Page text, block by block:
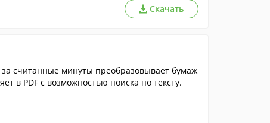
Скачать
считанные минуты преобразовывает бумаж
в PDF с возможностью поиска по тексту.